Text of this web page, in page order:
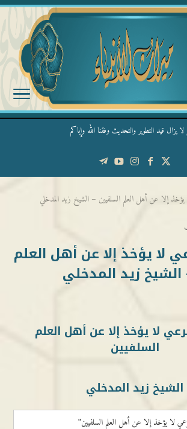
لا يزال قيد التطوير والتحديث وفقنا الله وإياكم
ربيع وفقه الله: نحن ليس عندنا تقديس الأشخاص
يؤخذ إلا عن أهل العلم السلفيين – الشيخ زيد المدخلي
لا يؤخذ إلا عن أهل العلم
زيد المدخلي
لا يؤخذ إلا عن أهل العلم
السلفيين
الشيخ زيد المدخلي
لا يؤخذ إلا عن أهل العلم السلفيين”